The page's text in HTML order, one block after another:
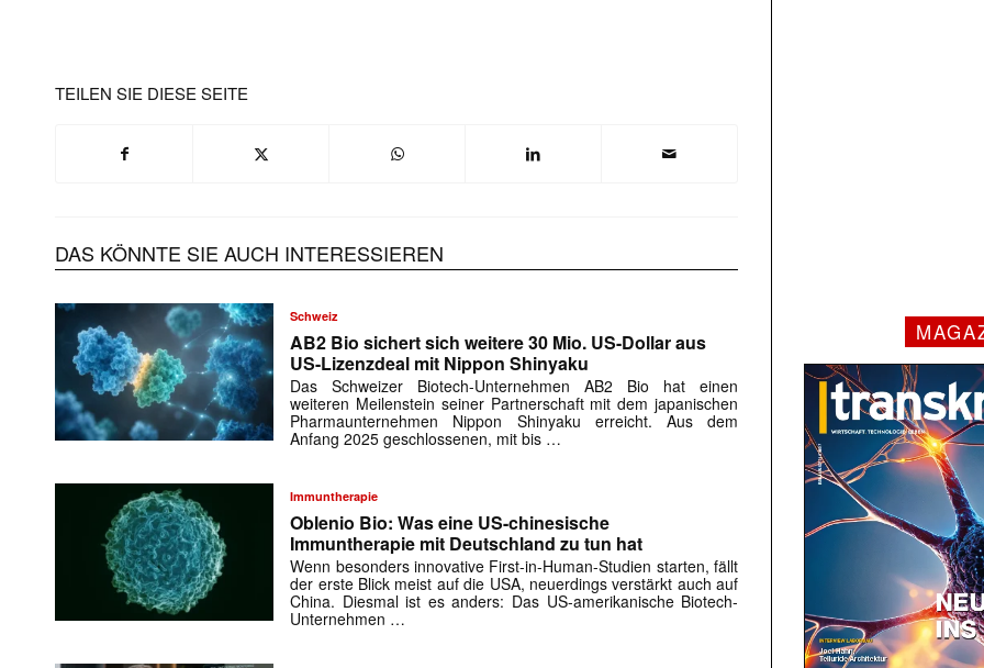
TEILEN SIE DIESE SEITE
DAS KÖNNTE SIE AUCH INTERESSIEREN
Schweiz
AB2 Bio sichert sich weitere 30 Mio. US-Dollar aus
US-Lizenzdeal mit Nippon Shinyaku
Das Schweizer Biotech-Unternehmen AB2 Bio hat einen
weiteren Meilenstein seiner Partnerschaft mit dem japanischen
Pharmaunternehmen Nippon Shinyaku erreicht. Aus dem
Anfang 2025 geschlossenen, mit bis …
Immuntherapie
Oblenio Bio: Was eine US-chinesische
Immuntherapie mit Deutschland zu tun hat
Wenn besonders innovative First-in-Human-Studien starten, fällt
der erste Blick meist auf die USA, neuerdings verstärkt auch auf
China. Diesmal ist es anders: Das US-amerikanische Biotech-
Unternehmen …